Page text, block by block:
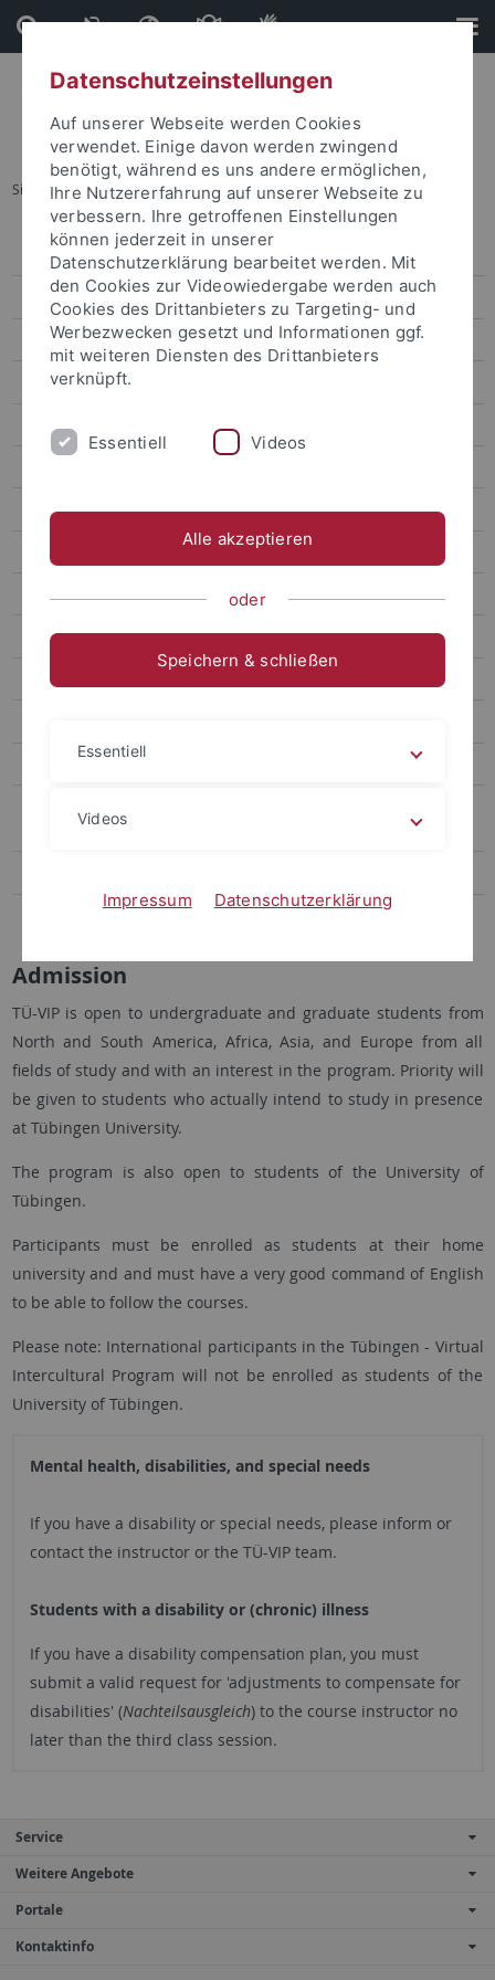
Direkt
zum
Inhalt
Direkt
zur
Fußleiste
Sie sind hier: Startseite ... TÜ-VIP
Degree-seeking students
Promotion für internationale Kandidaten
Erasmus und Austausch nach Tübingen
Virtuelle und Kurzzeit-Programme
TÜ-VIP October 2026
TÜ-VIP February 2027
TÜ-VIP Start
Team
else in Germany?
Beratung und Orientierung für internationale Studierende
Admission
TÜ-VIP is open to undergraduate and graduate students from
North and South America, Africa, Asia, and Europe from all
fields of study and with an interest in the program. Priority will
be given to students who actually intend to study in presence
at Tübingen University.
The program is also open to students of the University of
Tübingen.
Participants must be enrolled as students at their home
university and and must have a very good command of English
to be able to follow the courses.
Please note: International participants in the Tübingen - Virtual
Intercultural Program will not be enrolled as students of the
University of Tübingen.
Mental health, disabilities, and special needs
If you have a disability or special needs, please inform or
contact the instructor or the TÜ-VIP team.
Students with a disability or (chronic) illness
If you have a disability compensation plan, you must
submit a valid request for 'adjustments to compensate for
disabilities' (Nachteilsausgleich) to the course instructor no
later than the third class session.
Service
Weitere Angebote
Portale
Kontaktinfo
Datenschutzeinstellungen
Auf unserer Webseite werden Cookies
verwendet. Einige davon werden zwingend
benötigt, während es uns andere ermöglichen,
Ihre Nutzererfahrung auf unserer Webseite zu
verbessern. Ihre getroffenen Einstellungen
können jederzeit in unserer
Datenschutzerklärung bearbeitet werden. Mit
den Cookies zur Videowiedergabe werden auch
Cookies des Drittanbieters zu Targeting- und
Werbezwecken gesetzt und Informationen ggf.
mit weiteren Diensten des Drittanbieters
verknüpft.
Essentiell Videos
Alle akzeptieren
oder
Speichern & schließen
Essentiell
Videos
Impressum Datenschutzerklärung